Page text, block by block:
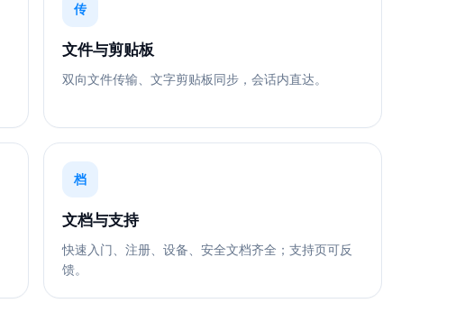
传
文件与剪贴板
双向文件传输、文字剪贴板同步，会话内直达。
档
文档与支持
快速入门、注册、设备、安全文档齐全；支持页可反
馈。